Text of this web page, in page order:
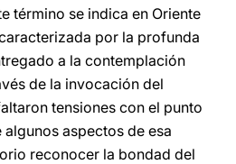
término se indica en Oriente
por la profunda
a la contemplación
de la invocación del
tensiones con el punto
aspectos de esa
reconocer la bondad del